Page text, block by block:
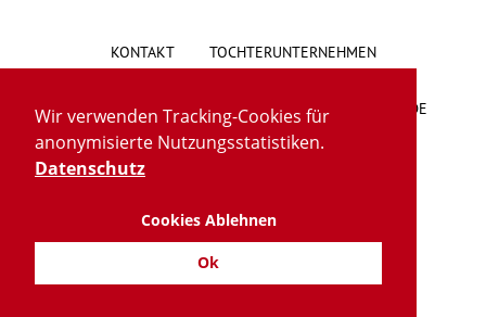
Wir verwenden Tracking-Cookies für
anonymisierte Nutzungsstatistiken.
Datenschutz
Cookies Ablehnen
Ok
KONTAKT TOCHTERUNTERNEHMEN
HINWEISGEBERSYSTEM VORSCHLAG/BESCHWERDE
LIEFERKETTENGESETZ
IMPRESSUM DATENSCHUTZ